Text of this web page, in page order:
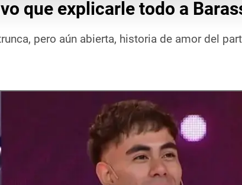
que explicarle todo a
pero aún abierta, historia de amor del